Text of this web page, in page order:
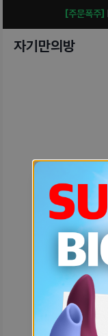
[주문폭주]
자기만의방